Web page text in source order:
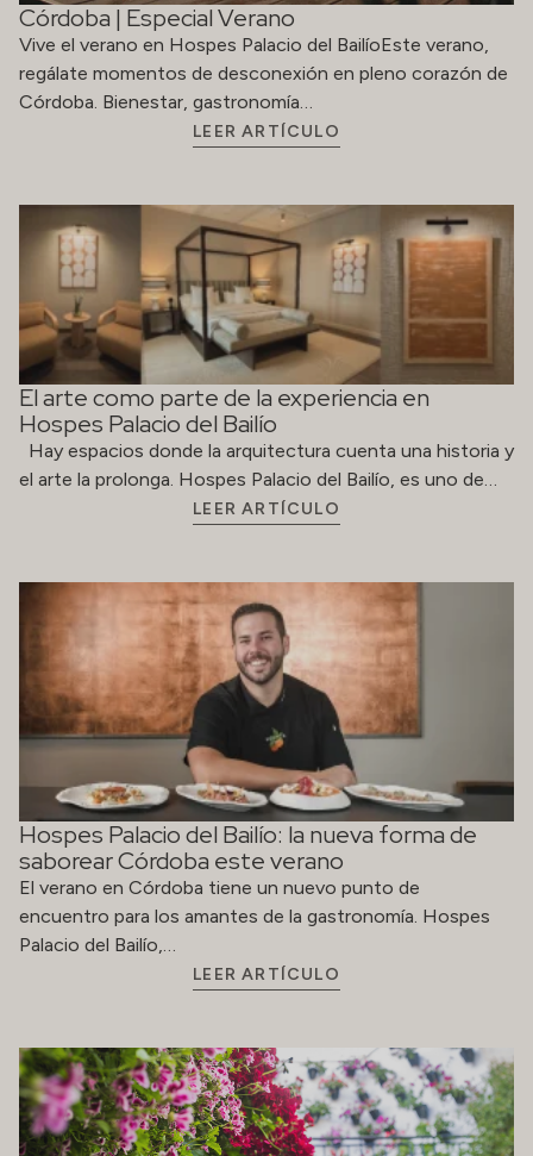
Córdoba | Especial Verano
Vive el verano en Hospes Palacio del BailíoEste verano,
regálate momentos de desconexión en pleno corazón de
Córdoba. Bienestar, gastronomía…
LEER ARTÍCULO
El arte como parte de la experiencia en
Hospes Palacio del Bailío
Hay espacios donde la arquitectura cuenta una historia y
el arte la prolonga. Hospes Palacio del Bailío, es uno de…
LEER ARTÍCULO
Hospes Palacio del Bailío: la nueva forma de
saborear Córdoba este verano
El verano en Córdoba tiene un nuevo punto de
encuentro para los amantes de la gastronomía. Hospes
Palacio del Bailío,…
LEER ARTÍCULO